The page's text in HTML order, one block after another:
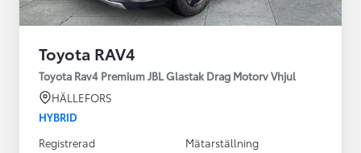
Toyota RAV4
Toyota Rav4 Premium JBL Glastak Drag Motorv Vhjul
HÄLLEFORS
HYBRID
Registrerad
Mätarställning